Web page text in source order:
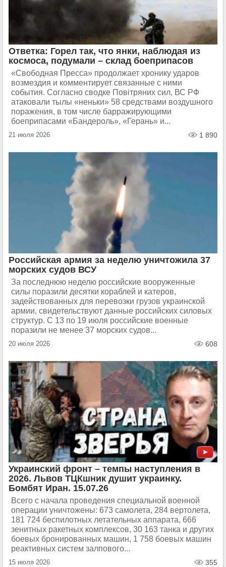
Ответка: Горел так, что янки, наблюдая из
космоса, подумали – склад боеприпасов
«Свободная Пресса» продолжает хронику ударов
возмездия и комментирует связанные с ними
события. Согласно сводке Повiтряних сил, ВС РФ
атаковали тылы «неньки» 58 средствами воздушного
поражения, в том числе барражирующими
боеприпасами «Бандероль», «Герань» и...
21 июля 2026 1 890
Российская армия за неделю уничтожила 37
морских судов ВСУ
За последнюю неделю российские вооруженные
силы поразили десятки кораблей и катеров,
задействованных для перевозки грузов украинской
армии, свидетельствуют данные российских силовых
структур. С 13 по 19 июля российские военные
поразили не менее 37 морских судов...
20 июля 2026 608
Украинский фронт – темпы наступления в
2026. Львов ТЦКшник душит украинку.
Бомбят Иран. 15.07.26
Всего с начала проведения специальной военной
операции уничтожены: 673 самолета, 284 вертолета,
181 724 беспилотных летательных аппарата, 666
зенитных ракетных комплексов, 30 163 танка и других
боевых бронированных машин, 1 758 боевых машин
реактивных систем залпового...
15 июля 2026 355